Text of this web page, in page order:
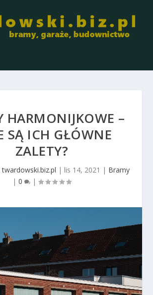
HARMONIJKOWE –
SĄ ICH GŁÓWNE
ZALETY?
twardowski.biz.pl | lis 14, 2021 | Bramy
| 0 |